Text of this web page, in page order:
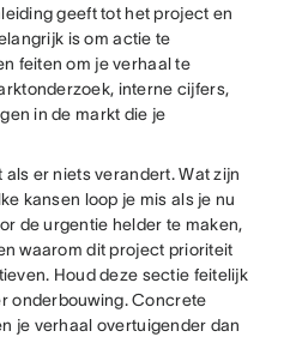
geeft tot het project en
is om actie te
feiten om je verhaal te
interne cijfers,
in de markt die je
er niets verandert. Wat zijn
kansen loop je mis als je nu
de urgentie helder te maken,
waarom dit project prioriteit
Houd deze sectie feitelijk
onderbouwing. Concrete
je verhaal overtuigender dan